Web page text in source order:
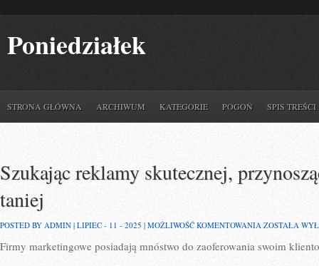
Poniedziałek
STRONA GŁÓWNA ARCHIWUM KATEGORIE POGOŃ SPIS TREŚCI
Szukając reklamy skutecznej,
taniej
POSTED BY ADMIN | LIPIEC - 11 - 2025 | MOŻLIWOŚĆ KOMENTOWANIA SZUKAJĄC
SKUTECZNEJ,
ZOSTAŁA
Firmy marketingowe posiadają mnóstwo do zaoferowania swoim